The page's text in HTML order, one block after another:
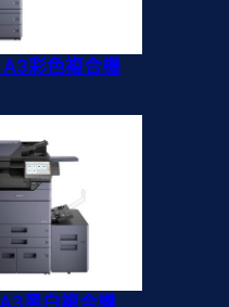
彩色複合機
黑白複合機